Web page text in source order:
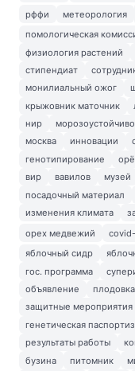
рффи
метеорология
помологическая
физиология растений
стипендиат
монилиальный ожог
крыжовник маточник
нир
москва
инновации
генотипирование
вир
вавилов музей
посадочный материал
изменения климата
орех медвежий
яблочный сидр
гос. программа
объявление
плодовка
защитные мероприятия
генетическая
результаты работы
бузина
питомник